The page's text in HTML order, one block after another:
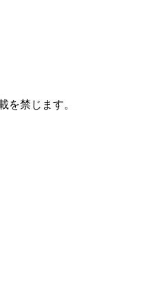
を禁じます。